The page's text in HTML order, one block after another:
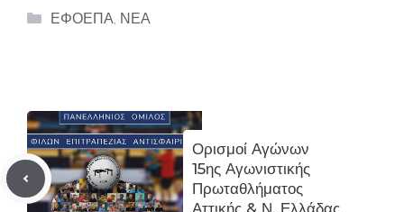
Categories
ΕΦΟΕΠΑ, ΝΕΑ
Ορισμοί Αγώνων
15ης Αγωνιστικής
Πρωταθλήματος
Αττικής & Ν. Ελλάδας